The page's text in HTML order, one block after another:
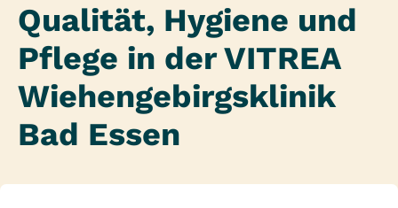
Qualität, Hygiene und
Pflege in der VITREA
Wiehengebirgsklinik
Bad Essen